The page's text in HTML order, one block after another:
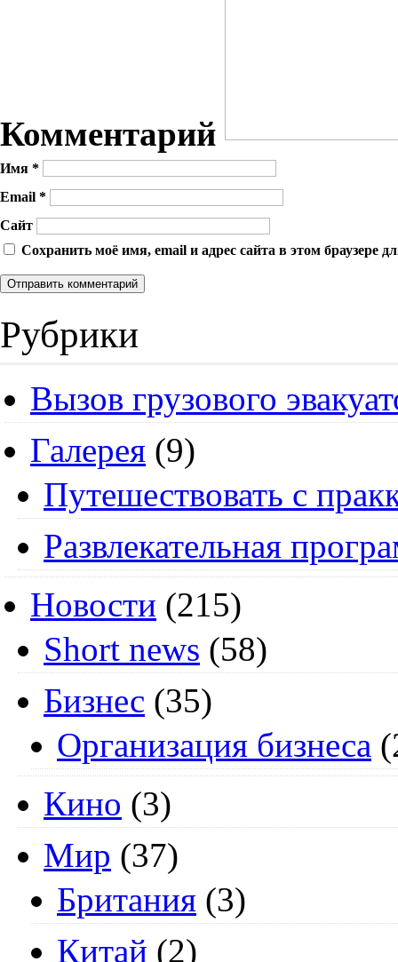
Комментарий
Имя *
Email *
Сайт
Сохранить моё имя, email и адрес сайта в этом браузере
Рубрики
Вызов грузового
Галерея (9)
Путешествовать с
Развлекательная
Новости (215)
Short news (58)
Бизнес (35)
Организация бизнеса
Кино (3)
Мир (37)
Британия (3)
Китай (2)